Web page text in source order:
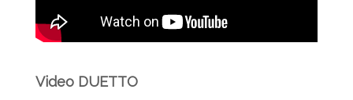
Video DUETTO